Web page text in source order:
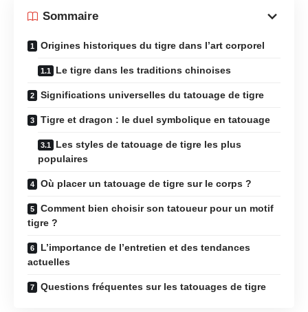
Sommaire
Origines historiques du tigre dans l’art corporel
Le tigre dans les traditions chinoises
Significations universelles du tatouage de tigre
Tigre et dragon : le duel symbolique en tatouage
Les styles de tatouage de tigre les plus
populaires
Où placer un tatouage de tigre sur le corps ?
Comment bien choisir son tatoueur pour un motif
tigre ?
L’importance de l’entretien et des tendances
actuelles
Questions fréquentes sur les tatouages de tigre